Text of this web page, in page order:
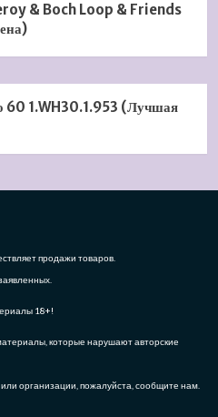
& Boch Loop & Friends
60 1.WH30.1.953 (Лучшая
продажи товаров.
18+!
которые нарушают авторские
организации, пожалуйста, сообщите нам.